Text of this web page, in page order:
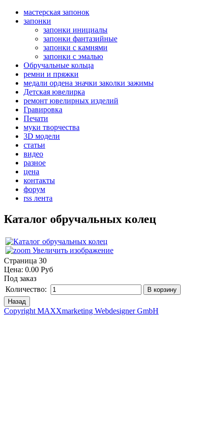
мастерская запонок
запонки
запонки инициалы
запонки фантазийные
запонки с камнями
запонки с эмалью
Обручальные кольца
ремни и пряжки
медали ордена значки заколки зажимы
Детская ювелирка
ремонт ювелирных изделий
Гравировка
Печати
муки творчества
3D модели
статьи
видео
разное
цена
контакты
форум
rss лента
Каталог обручальных колец
Увеличить изображение
Страница 30
Цена: 0.00 Руб
Под заказ
Количество:
Copyright MAXXmarketing Webdesigner GmbH